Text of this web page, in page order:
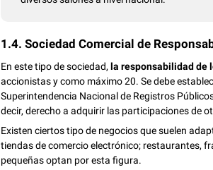
1.4. Sociedad Comercial de
En este tipo de sociedad, la responsabilidad de
accionistas y como máximo 20. Se debe
Superintendencia Nacional de Registros
decir, derecho a adquirir las participaciones de
Existen ciertos tipo de negocios que suelen
tiendas de comercio electrónico; restaurantes,
pequeñas optan por esta figura.